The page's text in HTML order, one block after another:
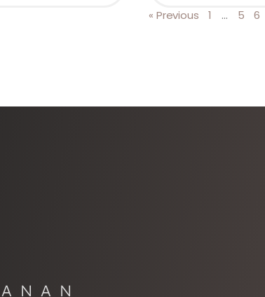
« Previous 1 … 5 6